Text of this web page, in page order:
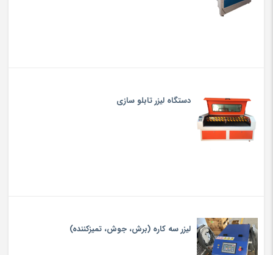
دستگاه لیزر تابلو سازی
لیزر سه کاره (برش، جوش، تميزكننده)